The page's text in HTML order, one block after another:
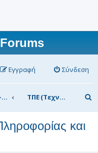
Σύνδεση
Εγγραφή
ΥΠΗΡΕΣΙΑΚΑ - ΣΥΖΗΤΗΣΕΙΣ (για τα μέλη) ΤΠΕ (Τεχνολογίες της Πληροφορίας και Επικοινωνίας)
ν
και